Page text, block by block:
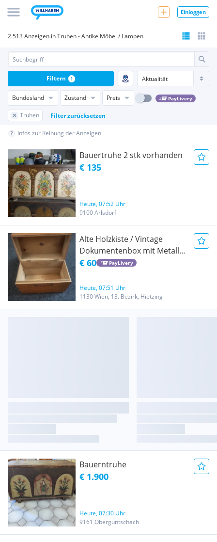
Einloggen
2.513 Anzeigen in Truhen - Antike Möbel / Lampen
Bundesland Zustand Preis PayLivery
Truhen Filter zurücksetzen
Filtern 1
Infos zur Reihung der Anzeigen
Bauertruhe 2 stk vorhanden
€ 135
Heute, 07:52 Uhr
9100 Arlsdorf
Alte Holzkiste / Vintage
Dokumentenbox mit Metall-
Etikettenhalter
€ 60 PayLivery
Heute, 07:51 Uhr
1130 Wien, 13. Bezirk, Hietzing
Bauerntruhe
€ 1.900
Heute, 07:30 Uhr
9161 Oberguntschach